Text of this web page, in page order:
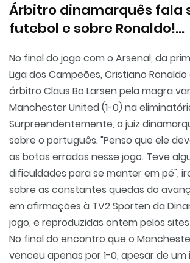
Árbitro dinamarquês fala
futebol e sobre Ronaldo!…
No final do jogo com o Arsenal, da
Liga dos Campeões, Cristiano
árbitro Claus Bo Larsen pela magra
Manchester United (1-0) na
Surpreendentemente, o juiz
sobre o português. "Penso que ele
as botas erradas nesse jogo. Teve
dificuldades para se manter em pé",
sobre as constantes quedas do
em afirmações à TV2 Sporten da
jogo, e reproduzidas ontem pelos
No final do encontro que o
venceu apenas por 1-0, apesar de um